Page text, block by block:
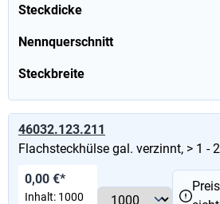
Steckdicke
Nennquerschnitt
Steckbreite
46032.123.211
Flachsteckhülse gal. verzinnt, > 1 -
0,00 €*
Inhalt: 1000